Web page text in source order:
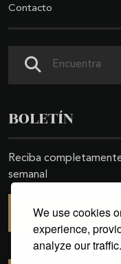
We use cookies
experience,
analyze our traffic.
Contacto
BOLETÍN
Reciba
semanal